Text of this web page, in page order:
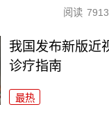
阅读 7913
我国发布新版近
诊疗指南
最热